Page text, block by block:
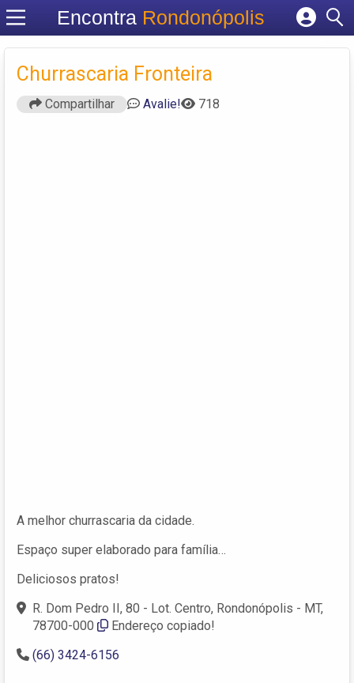
Encontra Rondonópolis
Cadastrar empresa
Criar conta
Churrascaria Fronteira
Compartilhar Avalie! 718
A melhor churrascaria da cidade.
Espaço super elaborado para família…
Deliciosos pratos!
R. Dom Pedro II, 80 - Lot. Centro, Rondonópolis - MT,
78700-000
Endereço copiado!
(66) 3424-6156